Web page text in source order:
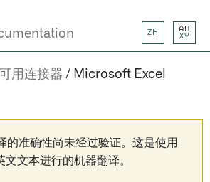
ZH
AB
XY
可用连接器
Microsoft Excel
的准确性尚未经过验证。这是使用
文文本进行的机器翻译。